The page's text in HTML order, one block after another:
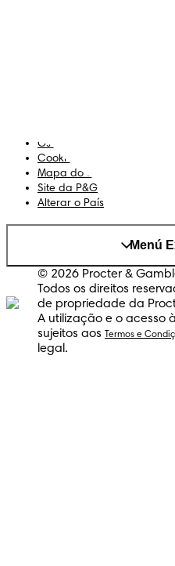
Os Meus Dados
Cookies
Mapa do Site
Site da P&G
Alterar o País
Menú
© 2026 Procter &
Todos os direitos
de propriedade da
A utilização e o acesso
sujeitos aos
Termos e
legal.